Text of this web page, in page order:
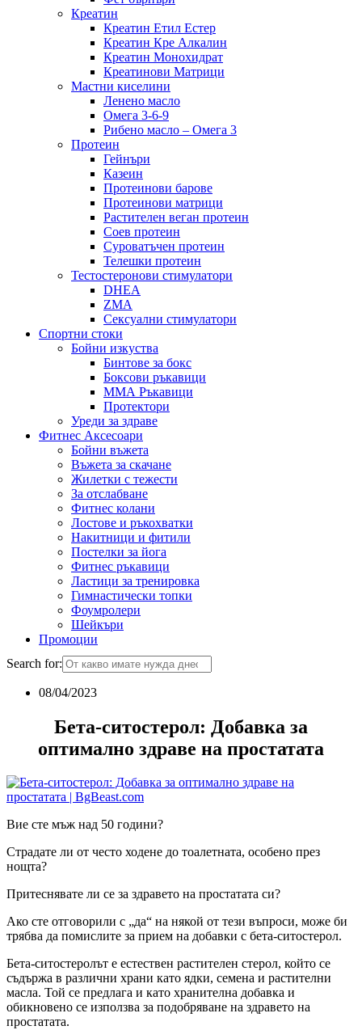
Креатин
Креатин Етил Естер
Креатин Кре Алкалин
Креатин Монохидрат
Креатинови Матрици
Мастни киселини
Ленено масло
Омега 3-6-9
Рибено масло – Омега 3
Протеин
Гейнъри
Казеин
Протеинови барове
Протеинови матрици
Растителен веган протеин
Соев протеин
Суроватъчен протеин
Телешки протеин
Тестостеронови стимулатори
DHEA
ZMA
Сексуални стимулатори
Спортни стоки
Бойни изкуства
Бинтове за бокс
Боксови ръкавици
ММА Ръкавици
Протектори
Уреди за здраве
Фитнес Аксесоари
Бойни въжета
Въжета за скачане
Жилетки с тежести
За отслабване
Фитнес колани
Лостове и ръкохватки
Накитници и фитили
Постелки за йога
Фитнес ръкавици
Ластици за тренировка
Гимнастически топки
Фоумролери
Шейкъри
Промоции
Search for:
08/04/2023
Бета-ситостерол: Добавка за
оптимално здраве на простатата
Вие сте мъж над 50 години?
Страдате ли от често ходене до тоалетната, особено през
нощта?
Притеснявате ли се за здравето на простатата си?
Ако сте отговорили с „да“ на някой от тези въпроси, може би
трябва да помислите за прием на добавки с бета-ситостерол.
Бета-ситостеролът е естествен растителен стерол, който се
съдържа в различни храни като ядки, семена и растителни
масла. Той се предлага и като хранителна добавка и
обикновено се използва за подобряване на здравето на
простатата.